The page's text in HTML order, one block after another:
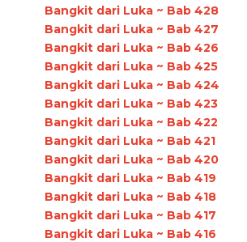
Bangkit dari Luka ~ Bab 428
Bangkit dari Luka ~ Bab 427
Bangkit dari Luka ~ Bab 426
Bangkit dari Luka ~ Bab 425
Bangkit dari Luka ~ Bab 424
Bangkit dari Luka ~ Bab 423
Bangkit dari Luka ~ Bab 422
Bangkit dari Luka ~ Bab 421
Bangkit dari Luka ~ Bab 420
Bangkit dari Luka ~ Bab 419
Bangkit dari Luka ~ Bab 418
Bangkit dari Luka ~ Bab 417
Bangkit dari Luka ~ Bab 416